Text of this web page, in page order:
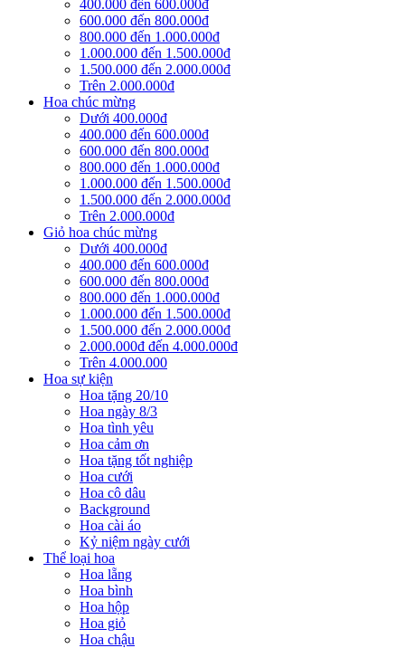
400.000 đến 600.000đ
600.000 đến 800.000đ
800.000 đến 1.000.000đ
1.000.000 đến 1.500.000đ
1.500.000 đến 2.000.000đ
Trên 2.000.000đ
Hoa chúc mừng
Dưới 400.000đ
400.000 đến 600.000đ
600.000 đến 800.000đ
800.000 đến 1.000.000đ
1.000.000 đến 1.500.000đ
1.500.000 đến 2.000.000đ
Trên 2.000.000đ
Giỏ hoa chúc mừng
Dưới 400.000đ
400.000 đến 600.000đ
600.000 đến 800.000đ
800.000 đến 1.000.000đ
1.000.000 đến 1.500.000đ
1.500.000 đến 2.000.000đ
2.000.000đ đến 4.000.000đ
Trên 4.000.000
Hoa sự kiện
Hoa tặng 20/10
Hoa ngày 8/3
Hoa tình yêu
Hoa cảm ơn
Hoa tặng tốt nghiệp
Hoa cưới
Hoa cô dâu
Background
Hoa cài áo
Kỷ niệm ngày cưới
Thể loại hoa
Hoa lẵng
Hoa bình
Hoa hộp
Hoa giỏ
Hoa chậu